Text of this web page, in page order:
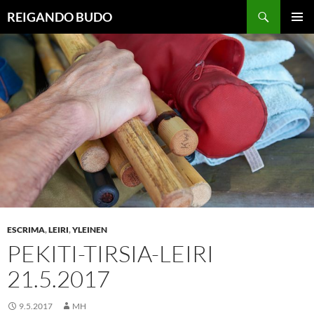
sisältöön
REIGANDO BUDO
ESCRIMA,LEIRI,YLEINEN
PEKITI-TIRSIA-LEIRI
21.5.2017
9.5.2017 MH